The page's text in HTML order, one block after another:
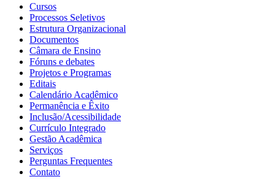
Cursos
Processos Seletivos
Estrutura Organizacional
Documentos
Câmara de Ensino
Fóruns e debates
Projetos e Programas
Editais
Calendário Acadêmico
Permanência e Êxito
Inclusão/Acessibilidade
Currículo Integrado
Gestão Acadêmica
Serviços
Perguntas Frequentes
Contato